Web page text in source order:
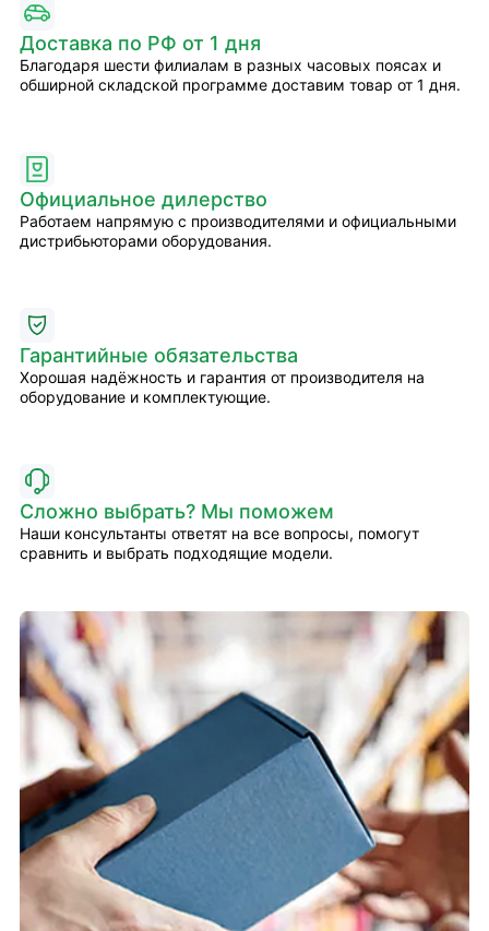
Доставка по РФ от 1 дня
Благодаря шести филиалам в разных часовых поясах и
обширной складской программе доставим товар от 1 дня.
Официальное дилерство
Работаем напрямую с производителями и официальными
дистрибьюторами оборудования.
Гарантийные обязательства
Хорошая надёжность и гарантия от производителя на
оборудование и комплектующие.
Сложно выбрать? Мы поможем
Наши консультанты ответят на все вопросы, помогут
сравнить и выбрать подходящие модели.